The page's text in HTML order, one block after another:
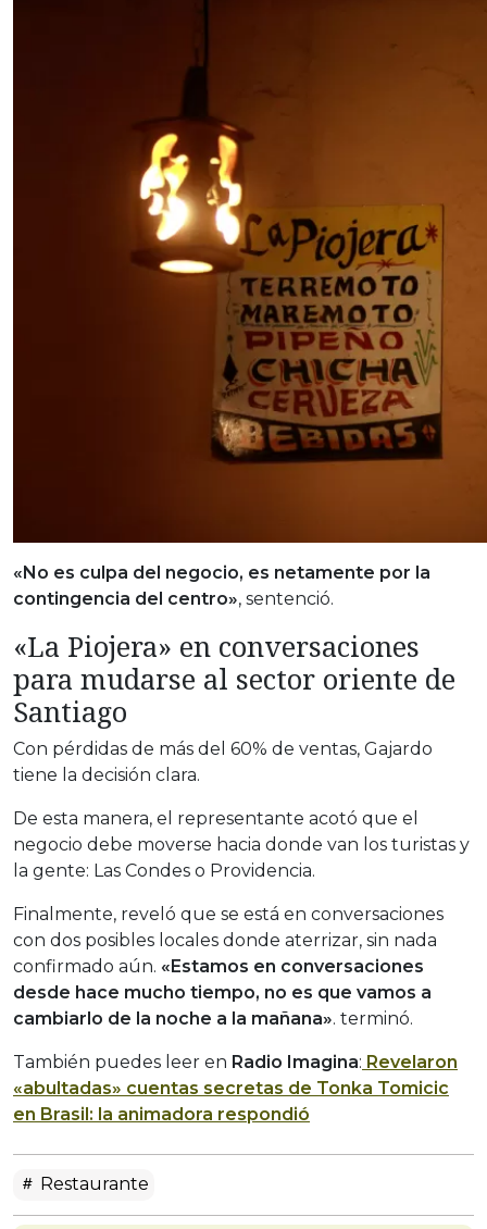
«No es culpa del negocio, es netamente por la
contingencia del centro», sentenció.
«La Piojera» en conversaciones
para mudarse al sector oriente de
Santiago
Con pérdidas de más del 60% de ventas, Gajardo
tiene la decisión clara.
De esta manera, el representante acotó que el
negocio debe moverse hacia donde van los turistas y
la gente: Las Condes o Providencia.
Finalmente, reveló que se está en conversaciones
con dos posibles locales donde aterrizar, sin nada
confirmado aún. «Estamos en conversaciones
desde hace mucho tiempo, no es que vamos a
cambiarlo de la noche a la mañana». terminó.
También puedes leer en Radio Imagina: Revelaron
«abultadas» cuentas secretas de Tonka Tomicic
en Brasil: la animadora respondió
Restaurante